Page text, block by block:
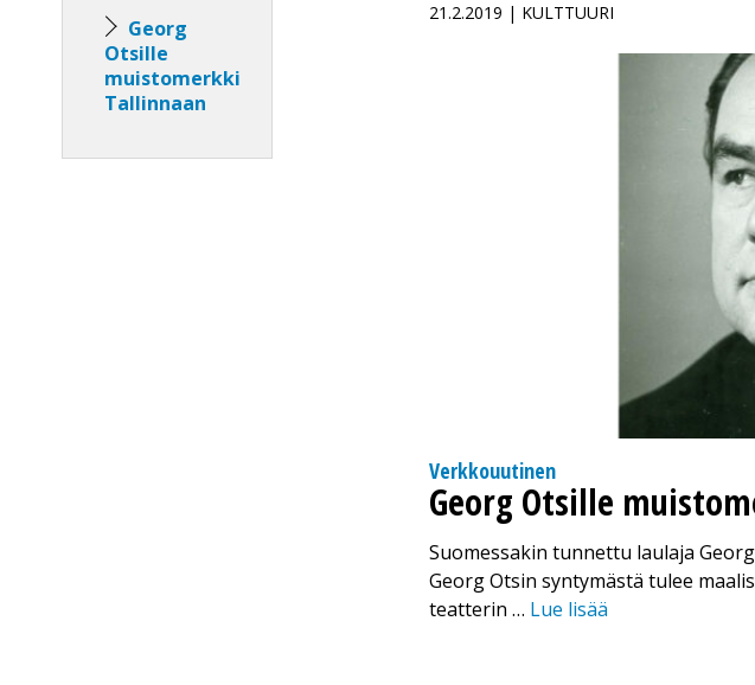
Georg
Otsille
muistomerkki
Tallinnaan
21.2.2019 | KULTTUURI
Verkkouutinen
Georg Otsille
Suomessakin tunnettu laulaja
Georg Otsin syntymästä tulee
teatterin … Lue lisää